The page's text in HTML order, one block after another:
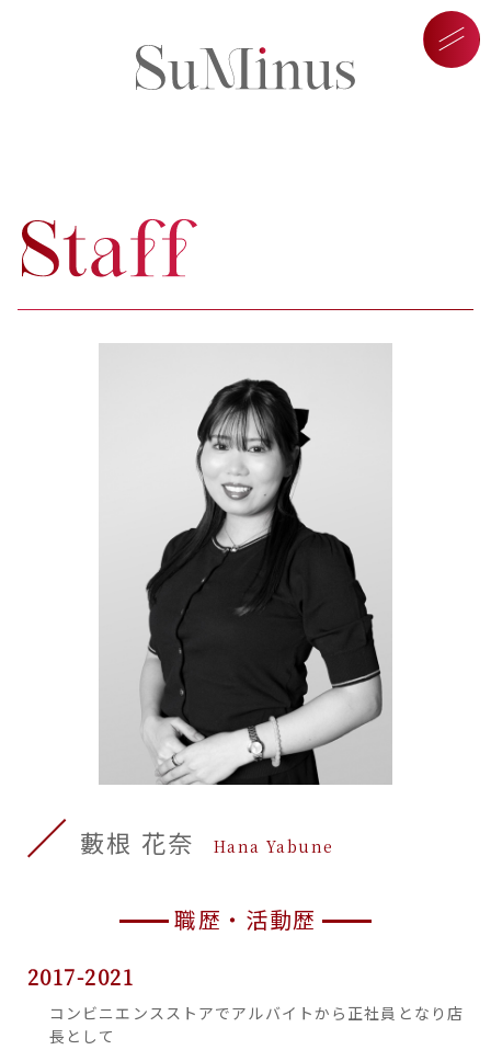
パーソナルメイクサロン
藪根 花奈 Hana Yabune
職歴・活動歴
2017-2021
コンビニエンスストアでアルバイトから正社員となり店
長として